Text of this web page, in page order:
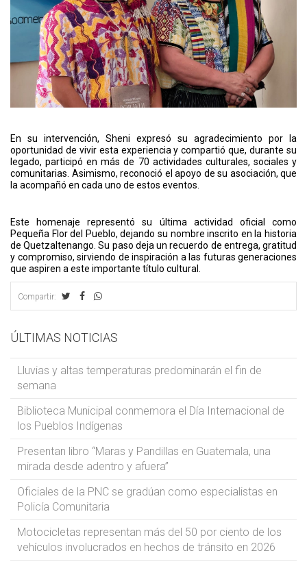
En su intervención, Sheni expresó su agradecimiento por la
oportunidad de vivir esta experiencia y compartió que, durante su
legado, participó en más de 70 actividades culturales, sociales y
comunitarias. Asimismo, reconoció el apoyo de su asociación, que
la acompañó en cada uno de estos eventos.
Este homenaje representó su última actividad oficial como
Pequeña Flor del Pueblo, dejando su nombre inscrito en la historia
de Quetzaltenango. Su paso deja un recuerdo de entrega, gratitud
y compromiso, sirviendo de inspiración a las futuras generaciones
que aspiren a este importante título cultural.
Compartir:
ÚLTIMAS NOTICIAS
Lluvias y altas temperaturas predominarán el fin de
semana
Biblioteca Municipal conmemora el Día Internacional de
los Pueblos Indígenas
Presentan libro “Maras y Pandillas en Guatemala, una
mirada desde adentro y afuera”
Oficiales de la PNC se gradúan como especialistas en
Policía Comunitaria
Motocicletas representan más del 50 por ciento de los
vehículos involucrados en hechos de tránsito en 2026